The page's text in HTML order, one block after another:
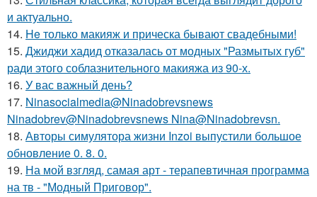
и актуально.
14. He только макияж и прическа бывают свадебными!
15. Джиджи хадид отказалась от модных "Размытых губ"
ради этого соблазнительного макияжа из 90-х.
16. У вас важный день?
17. Ninasocialmedia@Ninadobrevsnews
Ninadobrev@Ninadobrevsnews Nina@Ninadobrevsn.
18. Авторы симулятора жизни Inzoi выпустили большое
обновление 0. 8. 0.
19. На мой взгляд, самая арт - терапевтичная программа
на тв - "Модный Приговор".